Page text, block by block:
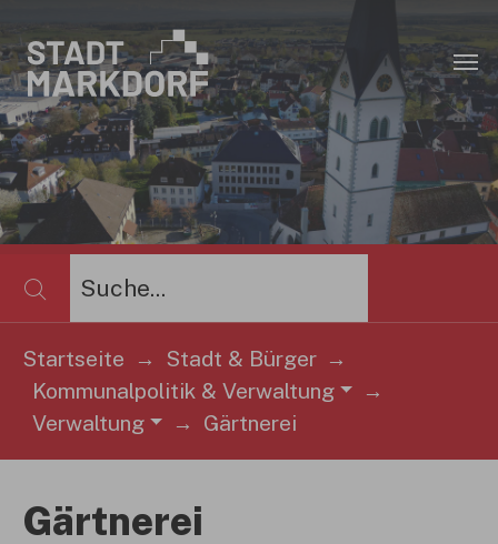
Sie sind hier:
Startseite
Stadt & Bürger
Kommunalpolitik & Verwaltung
Verwaltung
Gärtnerei
Gärtnerei
×